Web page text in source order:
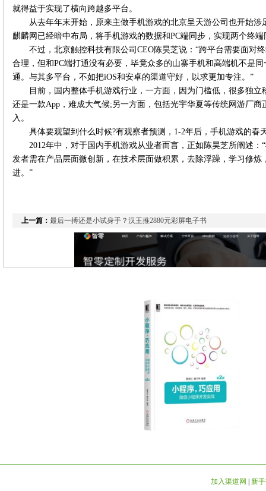
就得益于实现了横向跨越多平台。
从去年年末开始，原来主做手机游戏的北京呈天游公司也开始
麒麟网已经暗中布局，将手机游戏的数据和PC端同步，实现两个终
不过，北京触控科技有限公司CEO陈昊芝说：“跨平台需要面对
合理，但和PC端打通没有必要，毕竟众多的山寨手机和高端机不是
通。与其多平台，不如把iOS和安卓的渠道守好，以求更加专注。”
目前，国内整体手机游戏行业，一方面，因为门槛低，很多独
还是一款App，难成大气候;另一方面，包括光宇华夏等传统网游厂
入。
具体要观望到什么时候?有观察者预测，1-2年后，手机游戏的春
2012年中，对于国内手机游戏从业者而言，正如陈昊芝所阐述
发者需在产品层面微创新，在技术层面做积累，去除浮躁，学习修
进。”
上一篇： 最后一搏还是小试身手？汉王推2880元彩屏电子书
加入渠道网 新